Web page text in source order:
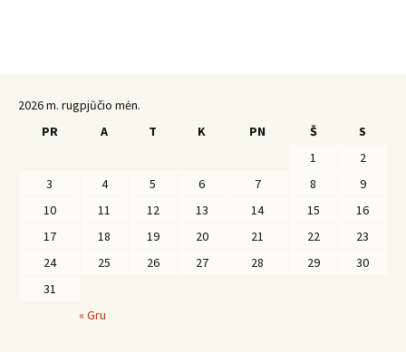
2026 m. rugpjūčio mėn.
PR
A T K PN Š
S
1
2
3
4 5 6 7 8
9
10
11 12 13 14 15
16
17
18 19 20 21 22
23
24
25 26 27 28 29
30
31
« Gru